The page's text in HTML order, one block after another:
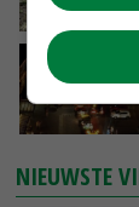
NIEUWSTE